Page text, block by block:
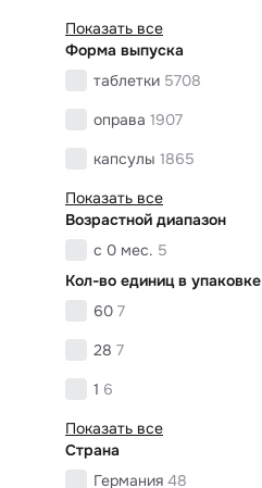
Показать все
Форма выпуска
таблетки 5708
оправа 1907
капсулы 1865
Показать все
Возрастной диапазон
с 0 мес. 5
Кол-во единиц в упаковке
60 7
28 7
1 6
Показать все
Страна
Германия 48